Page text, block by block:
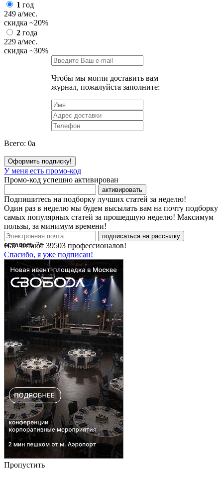
1 год
249 a/мес.
скидка ~20%
2 года
229 a/мес.
скидка ~30%
Чтобы мы могли доставить вам
журнал, пожалуйста заполните:
Всего: 0a
Оформить подписку!
У меня есть промо-код
Промо-код успешно активирован
активировать
Подпишитесь на подборку лучших статей за неделю!
Один раз в неделю мы будем высылать вам на почту подборку
самых популярных статей за прошедшую неделю! Максимум
пользы, за минимум времени!
подписаться на рассылку
Нас читают 39503 профессионалов!
Спасибо, я уже подписан!
осталось7с
Пропустить